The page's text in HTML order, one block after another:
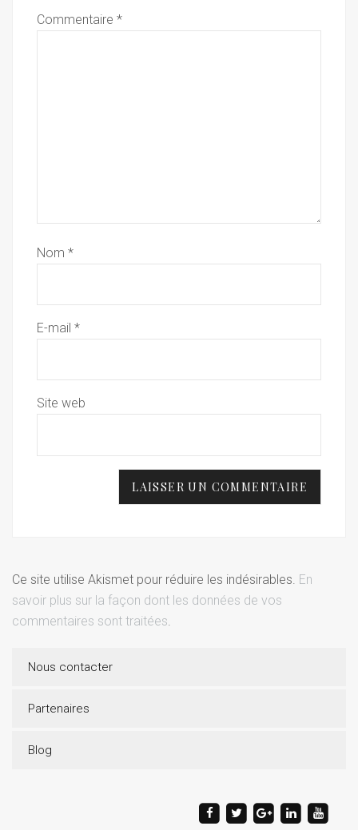
Commentaire *
Nom *
E-mail *
Site web
Ce site utilise Akismet pour réduire les indésirables. En
savoir plus sur la façon dont les données de vos
commentaires sont traitées.
Nous contacter
Partenaires
Blog